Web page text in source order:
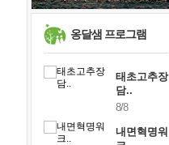
못된 꼰대들
희망이란
'모른다'는 것
옹달샘 프로그램
태초고추장
담..
8/8
내면혁명워